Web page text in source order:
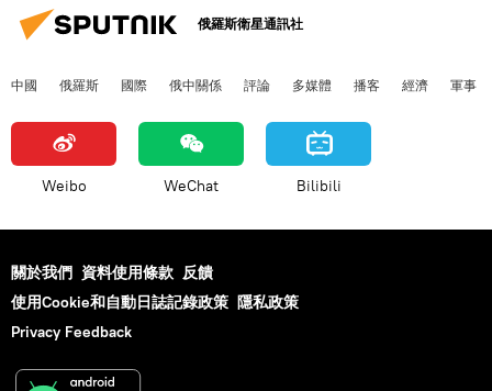
俄羅斯衛星通訊社
中國 俄羅斯 國際 俄中關係 評論 多媒體 播客 經濟 軍事
Weibo WeChat Bilibili
關於我們 資料使用條款 反饋
使用Cookie和自動日誌記錄政策 隱私政策
Privacy Feedback